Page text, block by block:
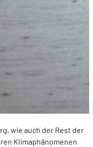
wie auch der Rest der
Klimaphänomenen